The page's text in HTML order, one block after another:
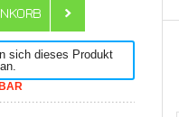
sich dieses Produkt